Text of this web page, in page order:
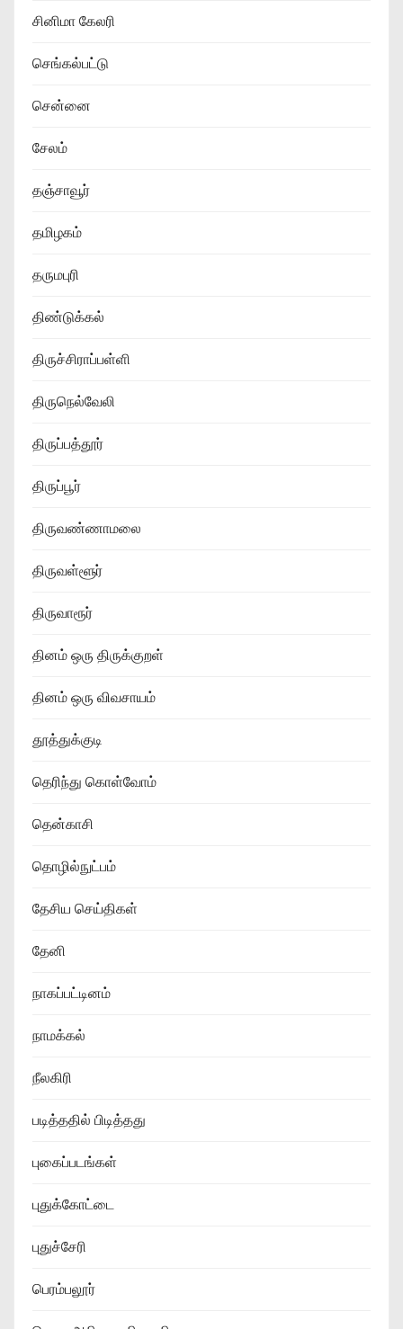
சினிமா கேலரி
செங்கல்பட்டு
சென்னை
சேலம்
தஞ்சாவூர்
தமிழகம்
தருமபுரி
திண்டுக்கல்
திருச்சிராப்பள்ளி
திருநெல்வேலி
திருப்பத்தூர்
திருப்பூர்
திருவண்ணாமலை
திருவள்ளூர்
திருவாரூர்
தினம் ஒரு திருக்குறள்
தினம் ஒரு விவசாயம்
தூத்துக்குடி
தெரிந்து கொள்வோம்
தென்காசி
தொழில்நுட்பம்
தேசிய செய்திகள்
தேனி
நாகப்பட்டினம்
நாமக்கல்
நீலகிரி
படித்ததில் பிடித்தது
புகைப்படங்கள்
புதுக்கோட்டை
புதுச்சேரி
பெரம்பலூர்